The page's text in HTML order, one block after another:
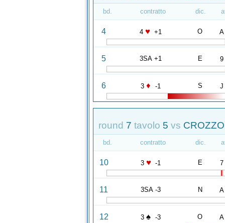
bd. contratto dic.
4 4 ♥ +1 O A
5 3SA +1 E 9
6 3 ♦ -1 S J
round 7 tavolo 5 vs
bd. contratto dic.
10 3 ♥ -1 E 7
11 3SA -3 N A
12 3 ♠ -3 O A